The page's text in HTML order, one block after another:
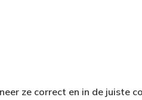
ze correct en in de juiste